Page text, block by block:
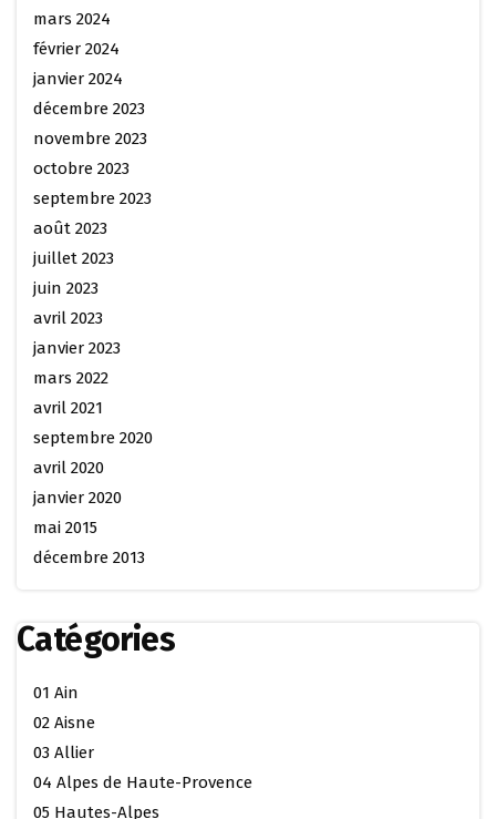
mars 2024
février 2024
janvier 2024
décembre 2023
novembre 2023
octobre 2023
septembre 2023
août 2023
juillet 2023
juin 2023
avril 2023
janvier 2023
mars 2022
avril 2021
septembre 2020
avril 2020
janvier 2020
mai 2015
décembre 2013
Catégories
01 Ain
02 Aisne
03 Allier
04 Alpes de Haute-Provence
05 Hautes-Alpes